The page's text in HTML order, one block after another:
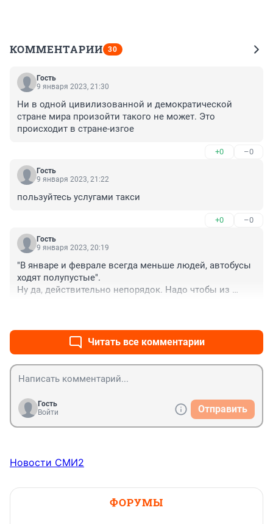
КОММЕНТАРИИ 30
Гость
9 января 2023, 21:30
Ни в одной цивилизованной и демократической
стране мира произойти такого не может. Это
происходит в стране-изгое
+0 –0
Гость
9 января 2023, 21:22
пользуйтесь услугами такси
+0 –0
Гость
9 января 2023, 20:19
"В январе и феврале всегда меньше людей, автобусы
ходят полупустые".
Ну да, действительно непорядок. Надо чтобы из
Читать все комментарии
Гость
Войти
Отправить
Новости СМИ2
ФОРУМЫ